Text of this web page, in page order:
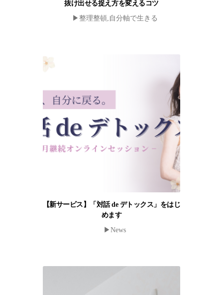
抜け出せる捉え方を変えるコツ
▶︎整理整頓,自分軸で生きる
【新サービス】「対話 de デトックス」をはじ
めます
▶︎News